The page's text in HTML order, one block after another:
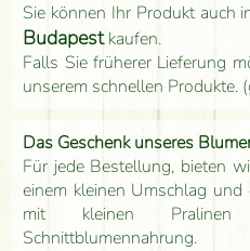
Sie können Ihr Produkt auch
Budapestkaufen.
Falls Sie früherer Lieferung
unserem schnellen Produkte.
Das Geschenk unseres
Für jede Bestellung, bieten
einem kleinen Umschlag
mit kleinen
Schnittblumennahrung.